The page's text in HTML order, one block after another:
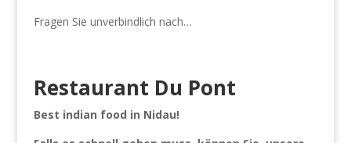
Fragen Sie unverbindlich nach…
Restaurant Du Pont
Best indian food in Nidau!